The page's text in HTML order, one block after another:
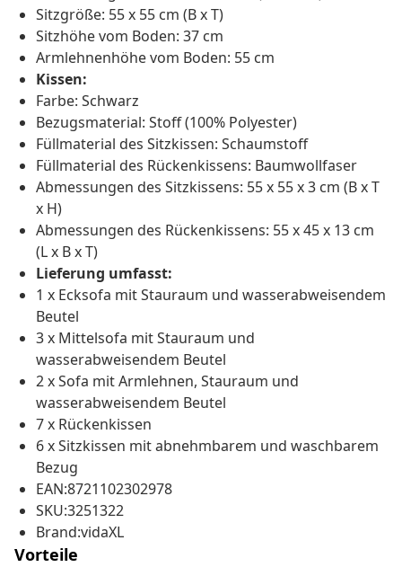
Sitzgröße: 55 x 55 cm (B x T)
Sitzhöhe vom Boden: 37 cm
Armlehnenhöhe vom Boden: 55 cm
Kissen:
Farbe: Schwarz
Bezugsmaterial: Stoff (100% Polyester)
Füllmaterial des Sitzkissen: Schaumstoff
Füllmaterial des Rückenkissens: Baumwollfaser
Abmessungen des Sitzkissens: 55 x 55 x 3 cm (B x T
x H)
Abmessungen des Rückenkissens: 55 x 45 x 13 cm
(L x B x T)
Lieferung umfasst:
1 x Ecksofa mit Stauraum und wasserabweisendem
Beutel
3 x Mittelsofa mit Stauraum und
wasserabweisendem Beutel
2 x Sofa mit Armlehnen, Stauraum und
wasserabweisendem Beutel
7 x Rückenkissen
6 x Sitzkissen mit abnehmbarem und waschbarem
Bezug
EAN:8721102302978
SKU:3251322
Brand:vidaXL
Vorteile